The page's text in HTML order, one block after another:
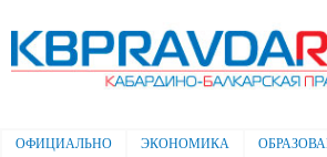
Электронная газета "Кабардино-
Балкарская правда"
Главное меню
ОФИЦИАЛЬНО ЭКОНОМИКА